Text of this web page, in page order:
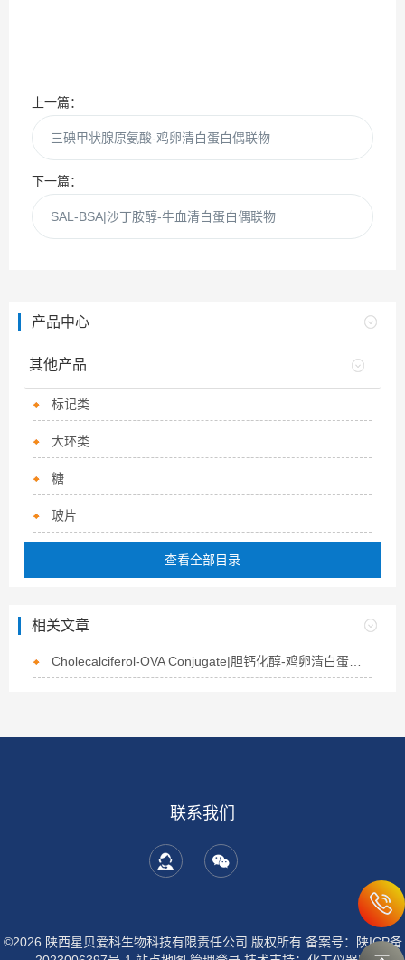
上一篇：
三碘甲状腺原氨酸-鸡卵清白蛋白偶联物
下一篇：
SAL-BSA|沙丁胺醇-牛血清白蛋白偶联物
产品中心
其他产品
标记类
大环类
糖
玻片
查看全部目录
相关文章
联系我们
©2026 陕西星贝爱科生物科技有限责任公司 版权所有 备案号：陕ICP备